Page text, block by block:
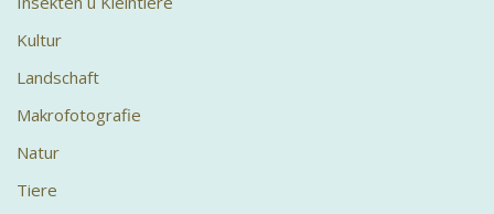
Kultur
Landschaft
Makrofotografie
Natur
Tiere